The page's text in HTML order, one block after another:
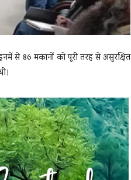
से 86 मकानों को पूरी तरह से असुरक्षित